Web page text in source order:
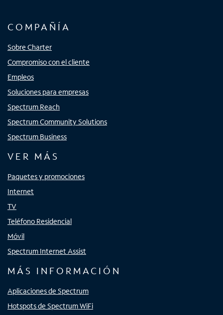
COMPAÑÍA
Sobre Charter
Compromiso con el cliente
Empleos
Soluciones para empresas
Spectrum Reach
Spectrum Community Solutions
Spectrum Business
VER MÁS
Paquetes y promociones
Internet
TV
Teléfono Residencial
Móvil
Spectrum Internet Assist
MÁS INFORMACIÓN
Aplicaciones de Spectrum
Hotspots de Spectrum WiFi